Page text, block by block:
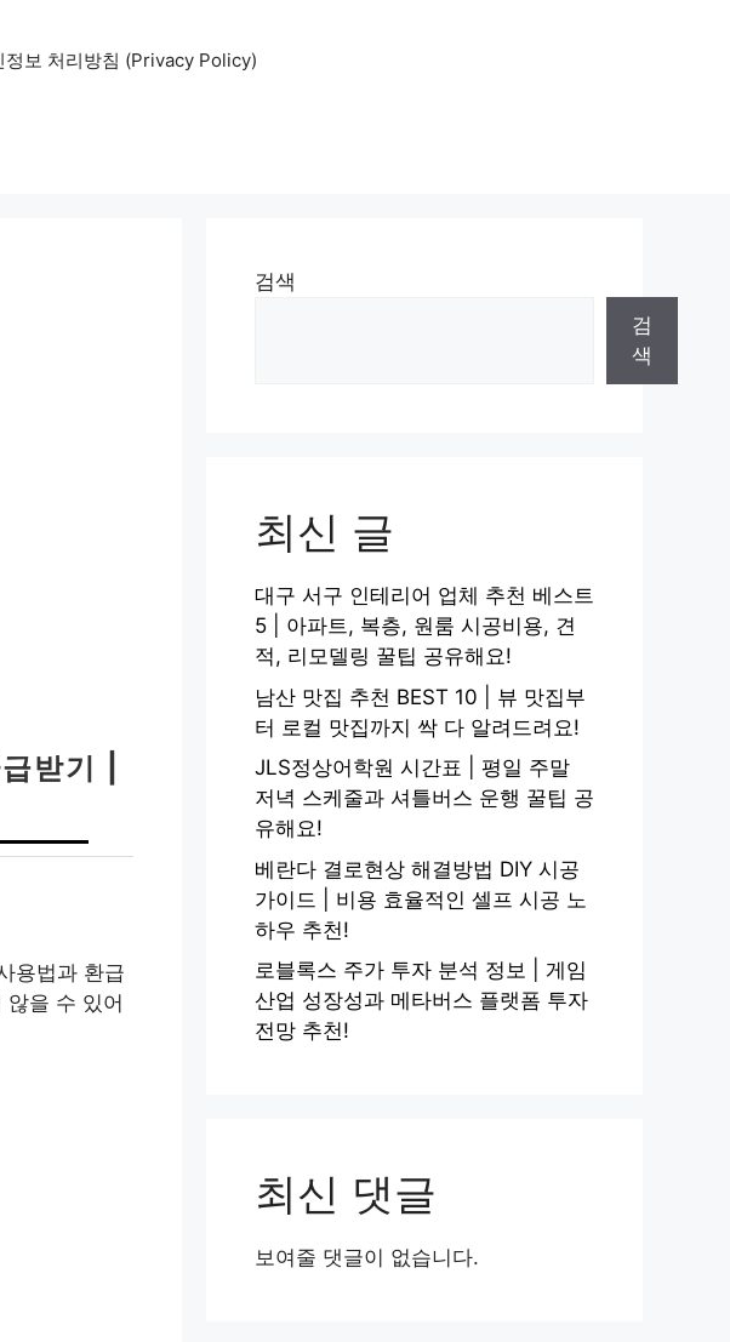
정보 처리방침 (Privacy Policy)
받기 |
용법과 환급
을 수 있어
검색
검
색
최신 글
대구 서구 인테리어 업체 추천 베스트
5 | 아파트, 복층, 원룸 시공비용, 견
적, 리모델링 꿀팁 공유해요!
남산 맛집 추천 BEST 10 | 뷰 맛집부
터 로컬 맛집까지 싹 다 알려드려요!
JLS정상어학원 시간표 | 평일 주말
저녁 스케줄과 셔틀버스 운행 꿀팁 공
유해요!
베란다 결로현상 해결방법 DIY 시공
가이드 | 비용 효율적인 셀프 시공 노
하우 추천!
로블록스 주가 투자 분석 정보 | 게임
산업 성장성과 메타버스 플랫폼 투자
전망 추천!
최신 댓글
보여줄 댓글이 없습니다.